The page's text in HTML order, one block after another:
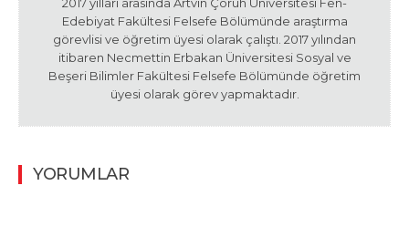
Edebiyat Fakültesi Felsefe Bölümünde araştırma
görevlisi ve öğretim üyesi olarak çalıştı. 2017 yılından
itibaren Necmettin Erbakan Üniversitesi Sosyal ve
Beşeri Bilimler Fakültesi Felsefe Bölümünde öğretim
üyesi olarak görev yapmaktadır.
YORUMLAR